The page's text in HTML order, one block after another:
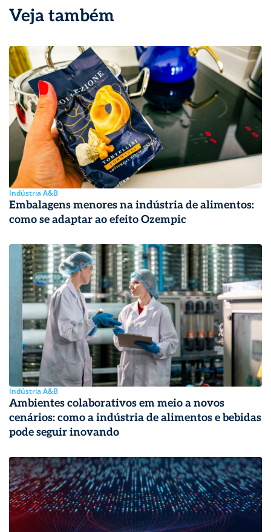
Veja também
Indústria A&B
Embalagens menores na indústria de alimentos:
como se adaptar ao efeito Ozempic
Indústria A&B
Ambientes colaborativos em meio a novos
cenários: como a indústria de alimentos e bebidas
pode seguir inovando